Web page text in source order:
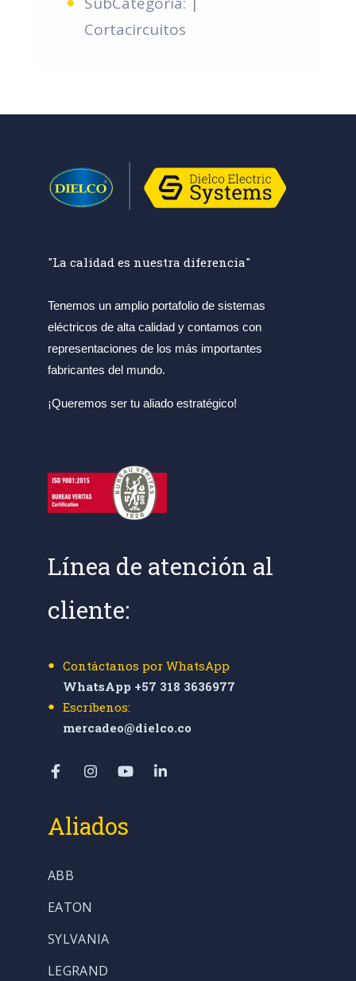
Cortacircuitos
"La calidad es nuestra diferencia"
Tenemos un amplio portafolio de sistemas
eléctricos de alta calidad y contamos con
representaciones de los más importantes
fabricantes del mundo.
¡Queremos ser tu aliado estratégico!
Línea de atención al
cliente:
Contáctanos por WhatsApp
WhatsApp +57 318 3636977
Escríbenos:
mercadeo@dielco.co
Aliados
ABB
EATON
SYLVANIA
LEGRAND